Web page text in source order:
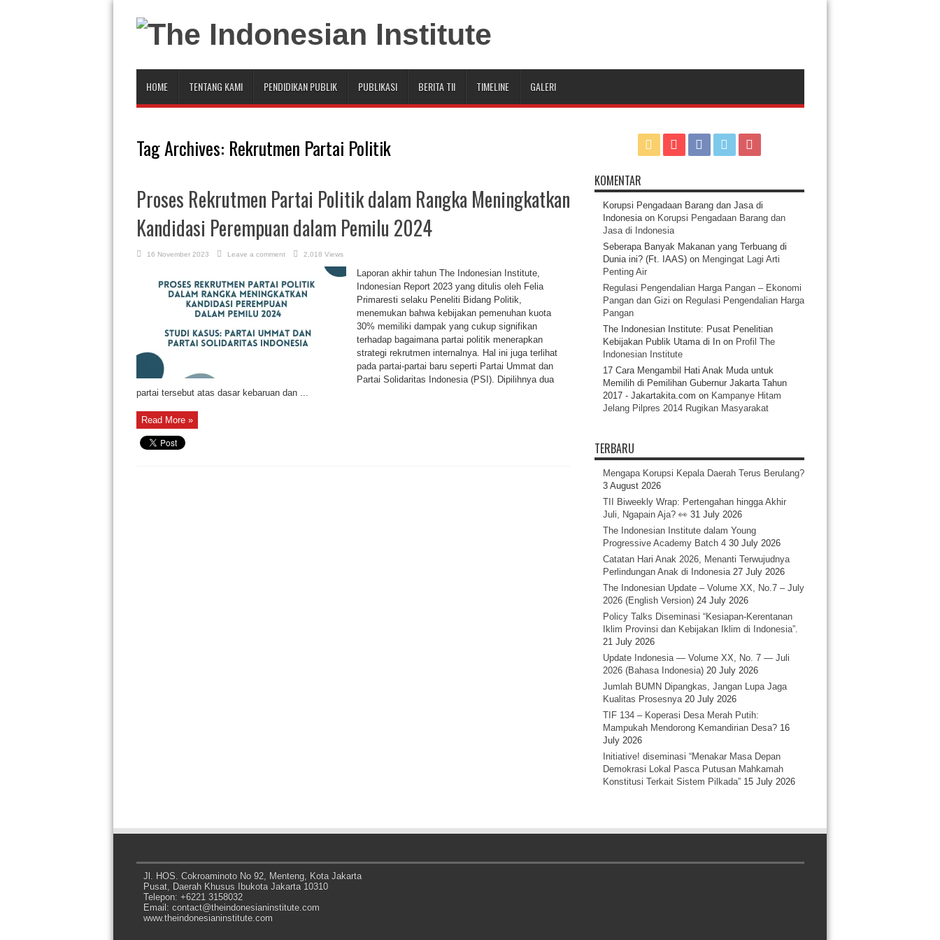
HOME TENTANG KAMI PENDIDIKAN PUBLIK PUBLIKASI BERITA TII TIMELINE GALERI
Tag Archives: Rekrutmen Partai Politik
Proses Rekrutmen Partai Politik dalam Rangka Meningkatkan
Kandidasi Perempuan dalam Pemilu 2024
16 November 2023 Leave a comment 2,018 Views
Laporan akhir tahun The Indonesian Institute,
Indonesian Report 2023 yang ditulis oleh Felia
Primaresti selaku Peneliti Bidang Politik,
menemukan bahwa kebijakan pemenuhan kuota
30% memiliki dampak yang cukup signifikan
terhadap bagaimana partai politik menerapkan
strategi rekrutmen internalnya. Hal ini juga terlihat
pada partai-partai baru seperti Partai Ummat dan
Partai Solidaritas Indonesia (PSI). Dipilihnya dua
partai tersebut atas dasar kebaruan dan ...
Read More »
KOMENTAR
Korupsi Pengadaan Barang dan Jasa di
Indonesiaon Korupsi Pengadaan Barang dan
Jasa di Indonesia
Seberapa Banyak Makanan yang Terbuang di
Dunia ini? (Ft. IAAS)on Mengingat Lagi Arti
Penting Air
Regulasi Pengendalian Harga Pangan – Ekonomi
Pangan dan Gizi on Regulasi Pengendalian Harga
Pangan
The Indonesian Institute: Pusat Penelitian
Kebijakan Publik Utama di Inon Profil The
Indonesian Institute
17 Cara Mengambil Hati Anak Muda untuk
Memilih di Pemilihan Gubernur Jakarta Tahun
2017 - Jakartakita.com on Kampanye Hitam
Jelang Pilpres 2014 Rugikan Masyarakat
TERBARU
Mengapa Korupsi Kepala Daerah Terus Berulang?
3 August 2026
TII Biweekly Wrap: Pertengahan hingga Akhir
Juli, Ngapain Aja? 👀 31 July 2026
The Indonesian Institute dalam Young
Progressive Academy Batch 4 30 July 2026
Catatan Hari Anak 2026, Menanti Terwujudnya
Perlindungan Anak di Indonesia 27 July 2026
The Indonesian Update – Volume XX, No.7 – July
2026 (English Version) 24 July 2026
Policy Talks Diseminasi “Kesiapan-Kerentanan
Iklim Provinsi dan Kebijakan Iklim di Indonesia”.
21 July 2026
Update Indonesia — Volume XX, No. 7 — Juli
2026 (Bahasa Indonesia) 20 July 2026
Jumlah BUMN Dipangkas, Jangan Lupa Jaga
Kualitas Prosesnya 20 July 2026
TIF 134 – Koperasi Desa Merah Putih:
Mampukah Mendorong Kemandirian Desa? 16
July 2026
Initiative! diseminasi “Menakar Masa Depan
Demokrasi Lokal Pasca Putusan Mahkamah
Konstitusi Terkait Sistem Pilkada” 15 July 2026
Jl. HOS. Cokroaminoto No 92, Menteng, Kota Jakarta
Pusat, Daerah Khusus Ibukota Jakarta 10310
Telepon: +6221 3158032
Email: contact@theindonesianinstitute.com
www.theindonesianinstitute.com